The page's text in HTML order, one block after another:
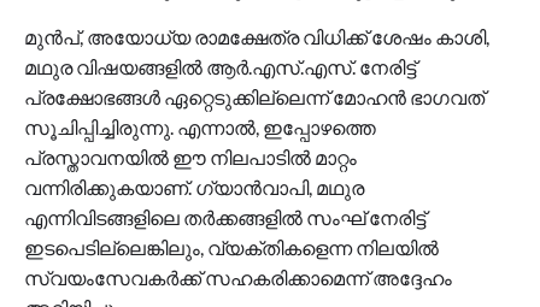
മുൻപ്, അയോധ്യ രാമക്ഷേത്ര വിധിക്ക് ശേഷം കാശി,
മഥുര വിഷയങ്ങളിൽ ആർ.എസ്.എസ്. നേരിട്ട്
പ്രക്ഷോഭങ്ങൾ ഏറ്റെടുക്കില്ലെന്ന് മോഹൻ ഭാഗവത്
സൂചിപ്പിച്ചിരുന്നു. എന്നാൽ, ഇപ്പോഴത്തെ
പ്രസ്താവനയിൽ ഈ നിലപാടിൽ മാറ്റം
വന്നിരിക്കുകയാണ്. ഗ്യാൻവാപി, മഥുര
എന്നിവിടങ്ങളിലെ തർക്കങ്ങളിൽ സംഘ് നേരിട്ട്
ഇടപെടില്ലെങ്കിലും, വ്യക്തികളെന്ന നിലയിൽ
സ്വയംസേവകർക്ക് സഹകരിക്കാമെന്ന് അദ്ദേഹം